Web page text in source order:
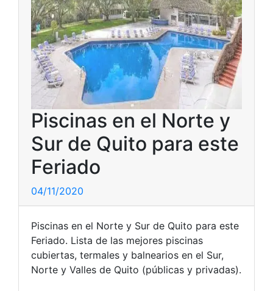
Piscinas en el Norte y
Sur de Quito para este
Feriado
04/11/2020
Piscinas en el Norte y Sur de Quito para este
Feriado. Lista de las mejores piscinas
cubiertas, termales y balnearios en el Sur,
Norte y Valles de Quito (públicas y privadas).